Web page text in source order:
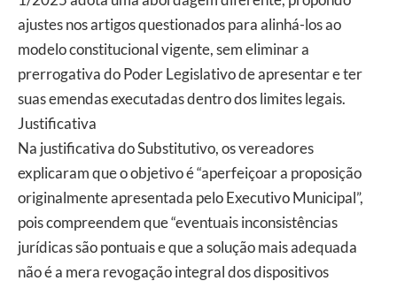
ajustes nos artigos questionados para alinhá-los ao
modelo constitucional vigente, sem eliminar a
prerrogativa do Poder Legislativo de apresentar e ter
suas emendas executadas dentro dos limites legais.
Justificativa
Na justificativa do Substitutivo, os vereadores
explicaram que o objetivo é “aperfeiçoar a proposição
originalmente apresentada pelo Executivo Municipal”,
pois compreendem que “eventuais inconsistências
jurídicas são pontuais e que a solução mais adequada
não é a mera revogação integral dos dispositivos